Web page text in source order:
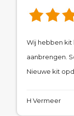
Wij hebben kit
aanbrengen.
Nieuwe kit
H Vermeer